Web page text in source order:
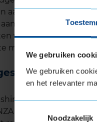
We gebruiken
We gebruiken
en het relevanter
Noodzakelijk
aan de prestaties.
dat deze band
van de sportieve
maken over een
kan een
RACE biedt een